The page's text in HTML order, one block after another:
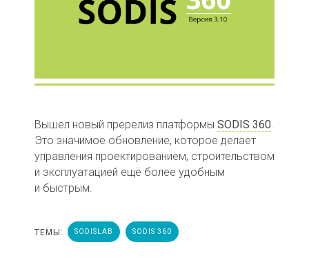
Вышел новый пререлиз платформы SODIS 360.
Это значимое обновление, которое делает
управления проектированием, строительством
и эксплуатацией ещё более удобным
и быстрым.
ТЕМЫ: SODISLAB SODIS 360